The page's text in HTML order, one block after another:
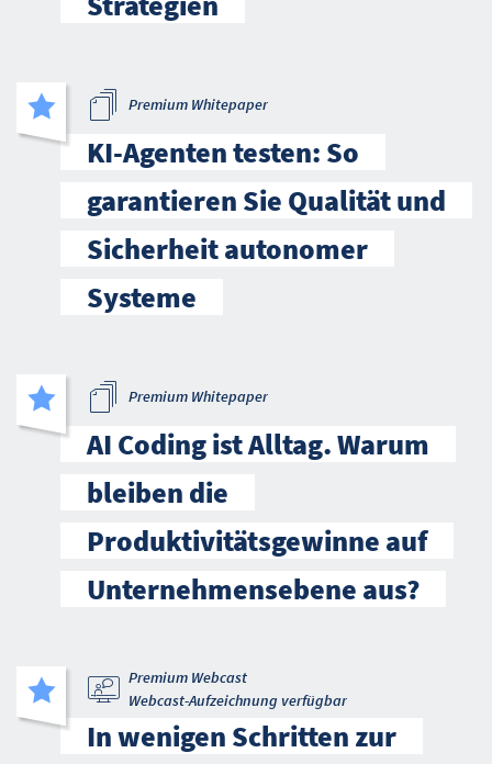
Premium Whitepaper
KI-Agenten testen: So
garantieren Sie Qualität und
Sicherheit autonomer
Systeme
Premium Whitepaper
AI Coding ist Alltag. Warum
bleiben die
Produktivitätsgewinne auf
Unternehmensebene aus?
Premium Webcast
Webcast-Aufzeichnung verfügbar
In wenigen Schritten zur